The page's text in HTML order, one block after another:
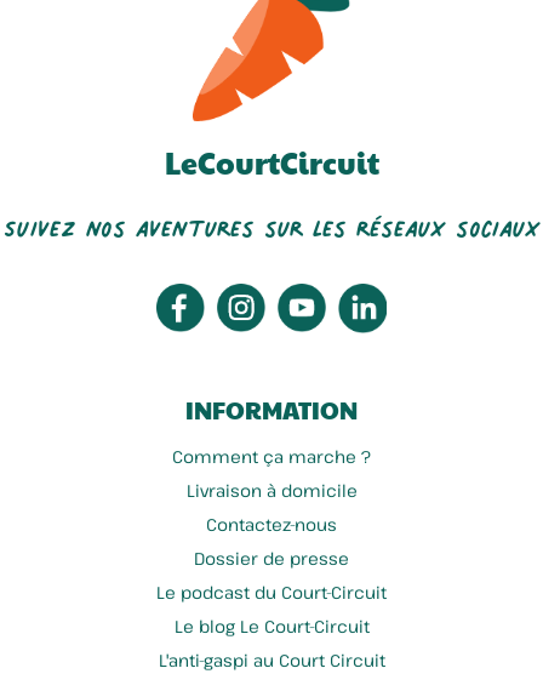
LeCourtCircuit
Suivez nos aventures sur les réseaux sociaux
INFORMATION
Comment ça marche ?
Livraison à domicile
Contactez-nous
Dossier de presse
Le podcast du Court-Circuit
Le blog Le Court-Circuit
L'anti-gaspi au Court Circuit